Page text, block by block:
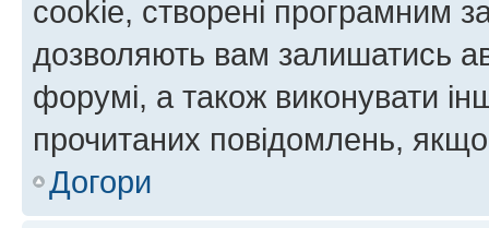
cookie, створені програмним
дозволяють вам залишатись
форумі, а також виконувати
прочитаних повідомлень,
Догори